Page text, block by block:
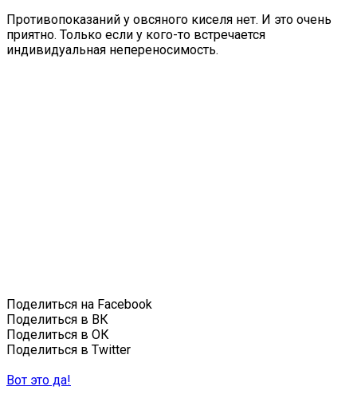
Противопоказаний у овсяного киселя нет. И это очень
приятно. Только если у кого-то встречается
индивидуальная непереносимость.
Поделиться на Facebook
Поделиться в ВК
Поделиться в ОК
Поделиться в Twitter
Вот это да!